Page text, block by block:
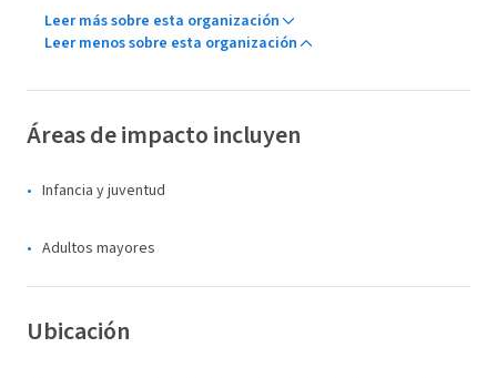
Leer más sobre esta organización
Leer menos sobre esta organización
Áreas de impacto incluyen
Infancia y juventud
Adultos mayores
Ubicación